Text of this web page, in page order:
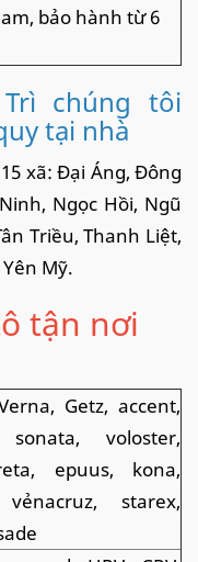
bảo hành từ 6
chúng tôi
tại nhà
xã: Đại Áng, Đông
Ngọc Hồi, Ngũ
Triều, Thanh Liệt,
Mỹ.
tận nơi
Getz, accent,
voloster,
epuus, kona,
starex,